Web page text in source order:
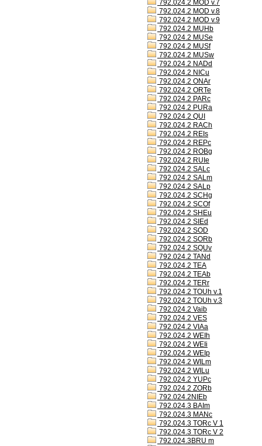
792.024.2 MOD v.7
792.024.2 MOD v.8
792.024.2 MOD v.9
792.024.2 MUHb
792.024.2 MUSe
792.024.2 MUSf
792.024.2 MUSw
792.024.2 NADd
792.024.2 NICu
792.024.2 ONAr
792.024.2 ORTe
792.024.2 PARc
792.024.2 PURa
792.024.2 QUI
792.024.2 RACh
792.024.2 REIs
792.024.2 REPc
792.024.2 ROBg
792.024.2 RUIe
792.024.2 SALc
792.024.2 SALm
792.024.2 SALp
792.024.2 SCHg
792.024.2 SCOf
792.024.2 SHEu
792.024.2 SIEd
792.024.2 SOD
792.024.2 SORb
792.024.2 SQUv
792.024.2 TANd
792.024.2 TEA
792.024.2 TEAb
792.024.2 TERr
792.024.2 TOUh v.1
792.024.2 TOUh v.3
792.024.2 Vaib
792.024.2 VES
792.024.2 VIAa
792.024.2 WEIh
792.024.2 WEIi
792.024.2 WEIp
792.024.2 WILm
792.024.2 WILu
792.024.2 YUPc
792.024.2 ZORb
792.024.2NIEb
792.024.3 BAIm
792.024.3 MANc
792.024.3 TORc V 1
792.024.3 TORc V 2
792.024.3BRU m